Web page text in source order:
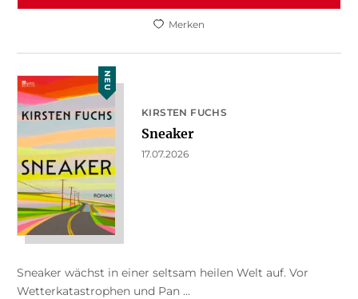
Merken
NEU
KIRSTEN FUCHS
Sneaker
17.07.2026
Sneaker wächst in einer seltsam heilen Welt auf. Vor
Wetterkatastrophen und Pan ...